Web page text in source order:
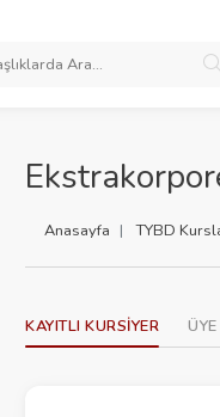
Anasayfa TYBD
KAYITLI KURSİYER